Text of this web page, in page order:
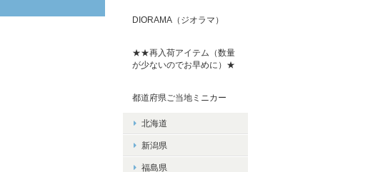
DIORAMA（ジオラマ）
★★再入荷アイテム（数量
が少ないのでお早めに）★
都道府県ご当地ミニカー
北海道
新潟県
福島県